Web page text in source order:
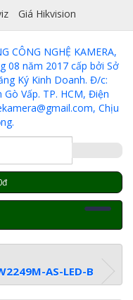
Giá Hikvision
AS-LED-B